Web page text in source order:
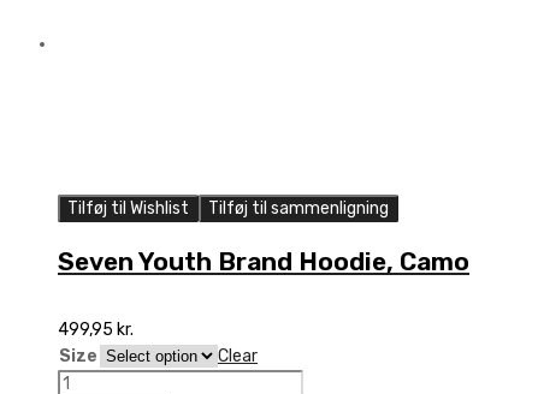
Tilføj til Wishlist Tilføj til sammenligning
Seven Youth Brand Hoodie, Camo
499,95 kr.
Size
Clear
Seven